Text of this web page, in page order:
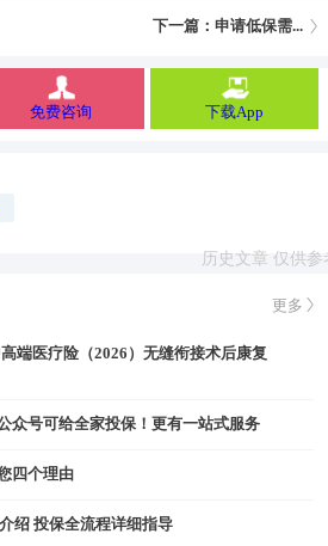
下一篇：申请低保需...
免费咨询 下载App
更多
端医疗险（2026）无缝衔接术后康复
众号可给全家投保！更有一站式服务
四个理由
绍 投保全流程详细指导